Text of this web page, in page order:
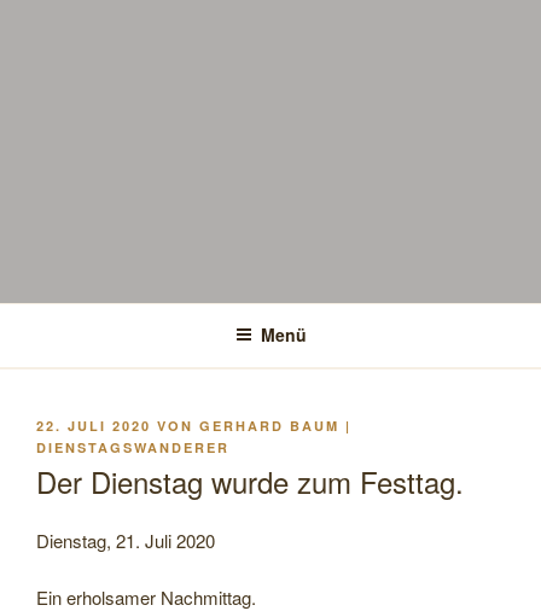
Menü
VERÖFFENTLICHT
AM
22. JULI 2020 VON GERHARD BAUM |
DIENSTAGSWANDERER
Der Dienstag wurde zum Festtag.
Dienstag, 21. Juli 2020
Ein erholsamer Nachmittag.